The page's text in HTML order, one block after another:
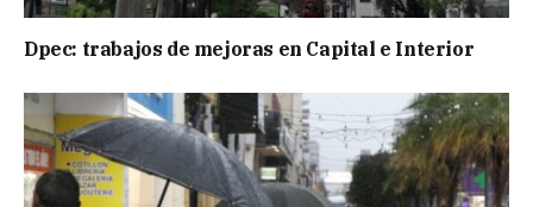
Dpec: trabajos de mejoras en Capital e Interior